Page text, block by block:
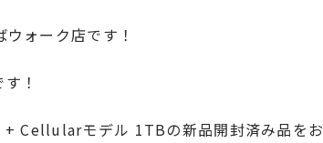
ォーク店です！
！
Cellularモデル 1TBの新品開封済み品をお